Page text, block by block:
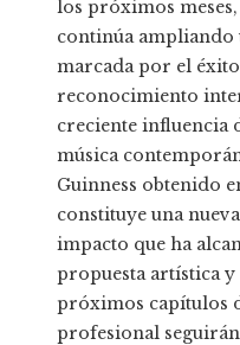
los próximos
continúa ampliando
marcada por el
reconocimiento
creciente influencia
música
Guinness obtenido
constituye una
impacto que ha
propuesta artística y
próximos capítulos
profesional